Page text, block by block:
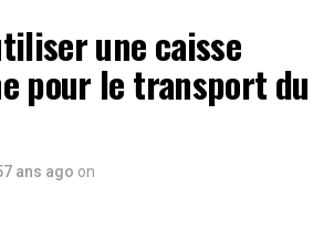
une caisse
pour le transport du
ans ago on